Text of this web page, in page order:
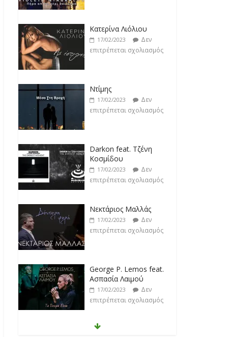
Κατερίνα Λιόλιου
17/02/2023
Δεν
επιτρέπεται σχολιασμός
Ντίμης
17/02/2023
Δεν
επιτρέπεται σχολιασμός
Darkon feat. Τζένη
Κοσμίδου
17/02/2023
Δεν
επιτρέπεται σχολιασμός
Νεκτάριος Μαλλάς
17/02/2023
Δεν
επιτρέπεται σχολιασμός
George P. Lemos feat.
Ασπασία Λαιμού
17/02/2023
Δεν
επιτρέπεται σχολιασμός
Μάριος Δαρβίρας